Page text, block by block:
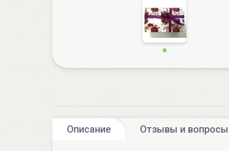
Описание Отзывы и вопросы